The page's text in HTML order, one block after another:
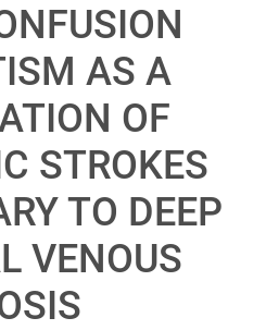
AS A
OF
STROKES
TO DEEP
VENOUS